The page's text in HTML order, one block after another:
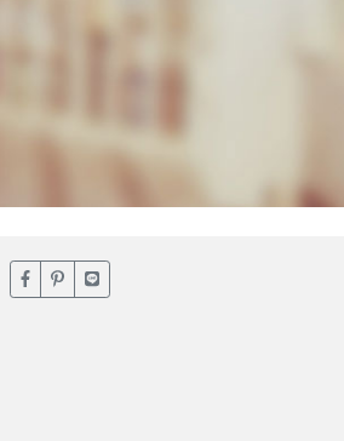
臉書分享(另開新視窗)
噗浪分享(另開新視窗)
Line分享(另開新視窗)